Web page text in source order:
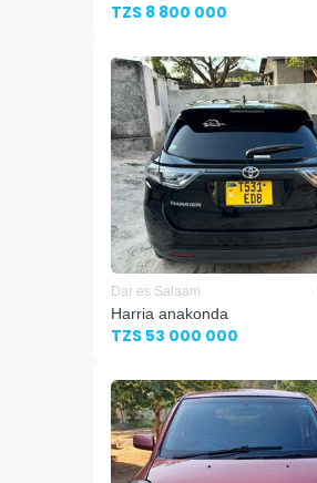
TZS 8 800 000
Dar es Salaam
Harria anakonda
TZS 53 000 000